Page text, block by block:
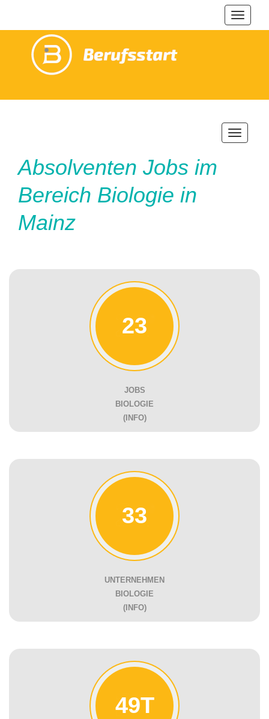
ein-/
Absolventen Jobs im
Bereich Biologie in
Mainz
23
JOBS
BIOLOGIE
(INFO)
33
UNTERNEHMEN
BIOLOGIE
(INFO)
49T